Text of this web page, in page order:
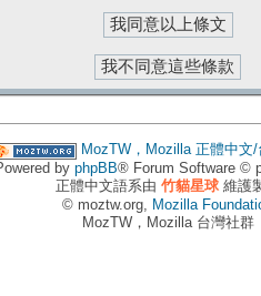
MozTW，Mozilla 正體中文/
by phpBB® Forum Software ©
正體中文語系由 竹貓星球維護
© moztw.org, Mozilla
MozTW，Mozilla 台灣社群